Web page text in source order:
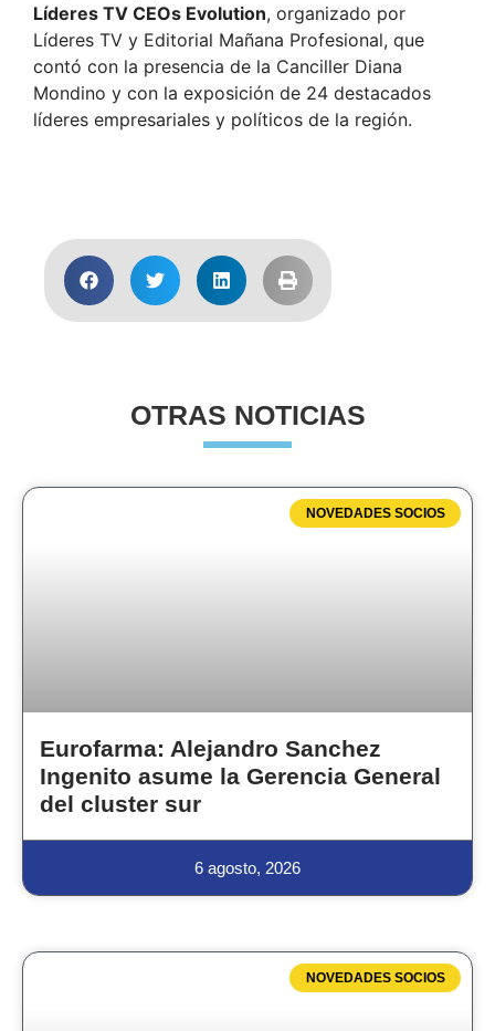
Líderes TV CEOs Evolution, organizado por
Líderes TV y Editorial Mañana Profesional, que
contó con la presencia de la Canciller Diana
Mondino y con la exposición de 24 destacados
líderes empresariales y políticos de la región.
OTRAS NOTICIAS
NOVEDADES SOCIOS
Eurofarma: Alejandro Sanchez
Ingenito asume la Gerencia General
del cluster sur
6 agosto, 2026
NOVEDADES SOCIOS